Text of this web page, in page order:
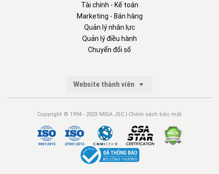
Tài chính - Kế toán
Marketing - Bán hàng
Quản lý nhân lực
Quản lý điều hành
Chuyển đổi số
Website thành viên
Copyright © 1994 - 2023 MISA JSC | Chính sách bảo mật